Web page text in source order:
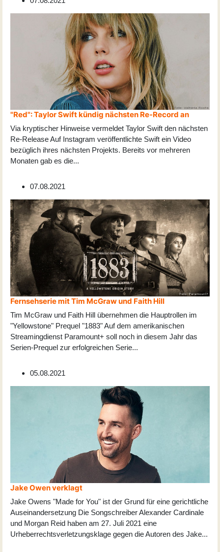
"Red": Taylor Swift kündig nächsten Re-Record an
Via kryptischer Hinweise vermeldet Taylor Swift den nächsten
Re-Release Auf Instagram veröffentlichte Swift ein Video
bezüglich ihres nächsten Projekts. Bereits vor mehreren
Monaten gab es die...
07.08.2021
Fernsehserie mit Tim McGraw und Faith Hill
Tim McGraw und Faith Hill übernehmen die Hauptrollen im
"Yellowstone" Prequel "1883" Auf dem amerikanischen
Streamingdienst Paramount+ soll noch in diesem Jahr das
Serien-Prequel zur erfolgreichen Serie...
05.08.2021
Jake Owen verklagt
Jake Owens "Made for You" ist der Grund für eine gerichtliche
Auseinandersetzung Die Songschreiber Alexander Cardinale
und Morgan Reid haben am 27. Juli 2021 eine
Urheberrechtsverletzungsklage gegen die Autoren des Jake...